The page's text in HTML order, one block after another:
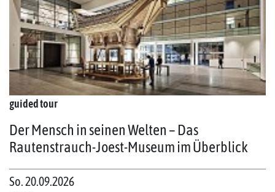
guided tour
Der Mensch in seinen Welten – Das
Rautenstrauch-Joest-Museum im Überblick
So. 20.09.2026